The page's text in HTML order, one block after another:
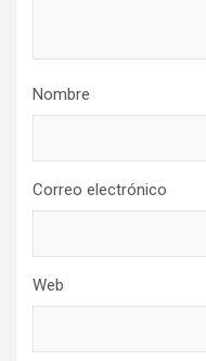
Nombre
Correo electrónico
Web